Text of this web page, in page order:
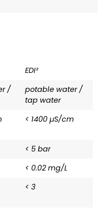
EDI²
/
potable water /
tap water
< 1400 µS/cm
< 5 bar
< 0.02 mg/L
< 3